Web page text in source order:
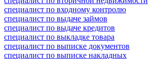
специалист по входному контролю
специалист по выдаче займов
специалист по выдаче кредитов
специалист по выкладке товара
специалист по выписке документов
специалист по выписке накладных